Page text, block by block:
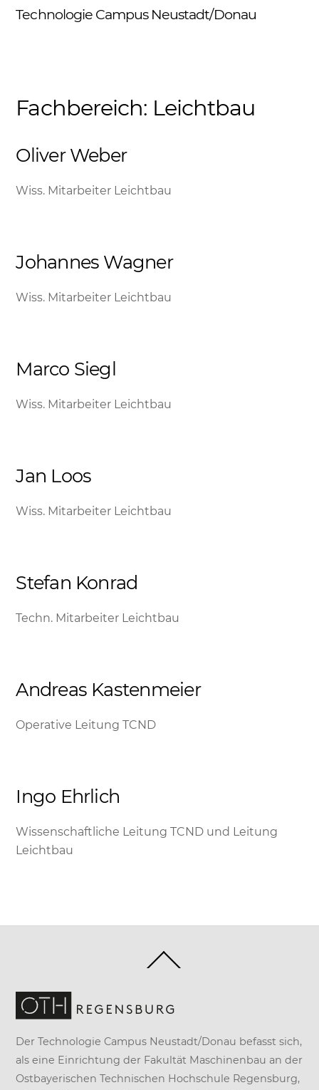
SkipTechnologie Campus Neustadt/Donau
Fachbereich: Leichtbau
Oliver Weber
Wiss. Mitarbeiter Leichtbau
Johannes Wagner
Wiss. Mitarbeiter Leichtbau
Marco Siegl
Wiss. Mitarbeiter Leichtbau
Jan Loos
Wiss. Mitarbeiter Leichtbau
Stefan Konrad
Techn. Mitarbeiter Leichtbau
Andreas Kastenmeier
Operative Leitung TCND
Ingo Ehrlich
Wissenschaftliche Leitung TCND und Leitung
Leichtbau
To
Der Technologie Campus Neustadt/Donau befasst sich,
als eine Einrichtung der Fakultät Maschinenbau an der
Ostbayerischen Technischen Hochschule Regensburg,